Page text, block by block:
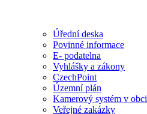
Úřední deska
Povinné informace
E- podatelna
Vyhlášky a zákony
CzechPoint
Územní plán
Kamerový systém v obci
Veřejné zakázky